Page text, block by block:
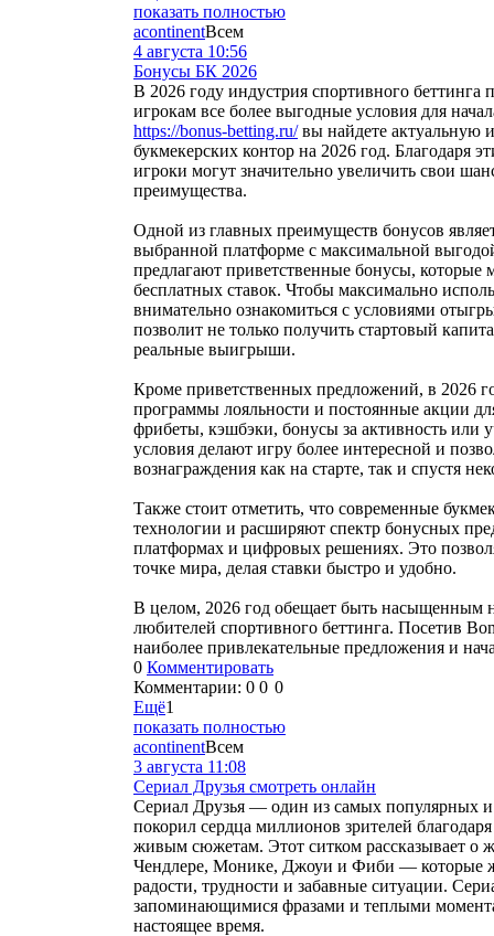
показать полностью
acontinentВсем
4 августа 10:56
Бонусы БК 2026
В 2026 году индустрия спортивного беттинга
игрокам все более выгодные условия для
https://bonus-betting.ru/вы найдете актуальную
букмекерских контор на 2026 год.
игроки могут значительно увеличить свои
преимущества.
Одной из главных преимуществ бонусов
выбранной платформе с максимальной
предлагают приветственные бонусы, которые
бесплатных ставок. Чтобы максимально
внимательно ознакомиться с условиями
позволит не только получить стартовый
реальные выигрыши.
Кроме приветственных предложений, в 2026
программы лояльности и постоянные акции
фрибеты, кэшбэки, бонусы за активность или
условия делают игру более интересной и
вознаграждения как на старте, так и спустя
Также стоит отметить, что современные
технологии и расширяют спектр бонусных
платформах и цифровых решениях. Это
точке мира, делая ставки быстро и удобно.
В целом, 2026 год обещает быть насыщенным
любителей спортивного беттинга. Посетив
наиболее привлекательные предложения и
0 Комментировать
Комментарии: 0 0 0
Ещё1
показать полностью
acontinentВсем
3 августа 11:08
Сериал Друзья смотреть онлайн
Сериал Друзья — один из самых популярных
покорил сердца миллионов зрителей
живым сюжетам. Этот ситком рассказывает о
Чендлере, Монике, Джоуи и Фиби — которые
радости, трудности и забавные ситуации.
запоминающимися фразами и теплыми
настоящее время.